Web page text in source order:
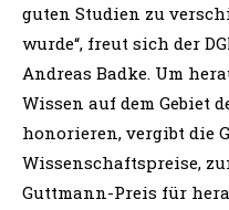
guten Studien zu
wurde“, freut sich der
Andreas Badke. Um
Wissen auf dem Gebiet
honorieren, vergibt die
Wissenschaftspreise,
Guttmann-Preis für